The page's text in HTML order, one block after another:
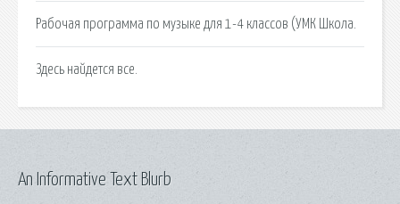
Рабочая программа по музыке для 1-4 классов (УМК Школа.
Здесь найдется все.
An Informative Text Blurb